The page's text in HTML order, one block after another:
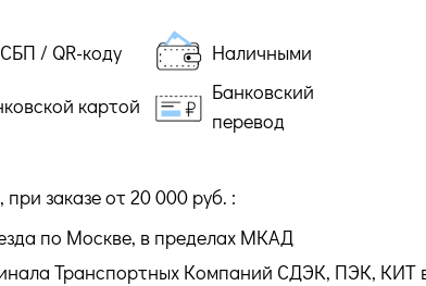
/ QR-коду Наличными
картой
Банковский
перевод
при заказе от 20 000 руб. :
по Москве, в пределах МКАД
Транспортных Компаний СДЭК, ПЭК, КИТ